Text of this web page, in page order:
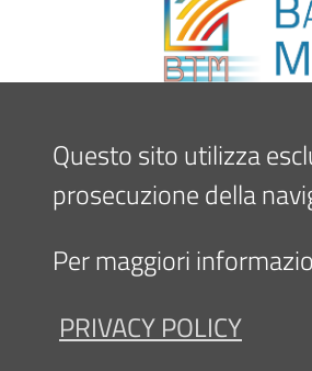
Questo sito utilizza
prosecuzione della
Per maggiori
PRIVACY POLICY